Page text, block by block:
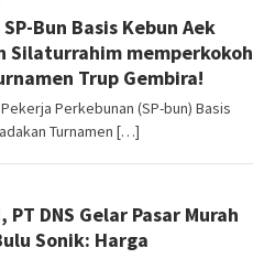
Bun Basis Kebun Aek
Silaturrahim memperkokoh
Trup Gembira!
Perkebunan (SP-bun) Basis
Turnamen […]
DNS Gelar Pasar Murah
Sonik: Harga